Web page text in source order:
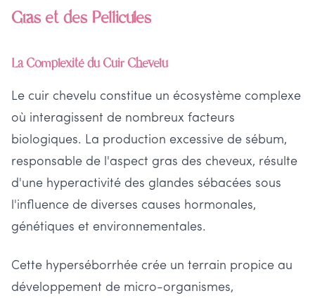
Gras et des Pellicules
La Complexité du Cuir Chevelu
Le cuir chevelu constitue un écosystème complexe
où interagissent de nombreux facteurs
biologiques. La production excessive de sébum,
responsable de l'aspect gras des cheveux, résulte
d'une hyperactivité des glandes sébacées sous
l'influence de diverses causes hormonales,
génétiques et environnementales.
Cette hyperséborrhée crée un terrain propice au
développement de micro-organismes,